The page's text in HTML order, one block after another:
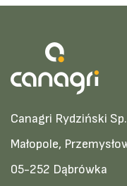
Canagri Rydziński
Małopole,
05-252 Dąbrówka